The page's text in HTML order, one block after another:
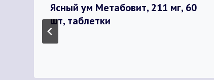
Ясный ум Метабовит, 211 мг, 60
шт, таблетки